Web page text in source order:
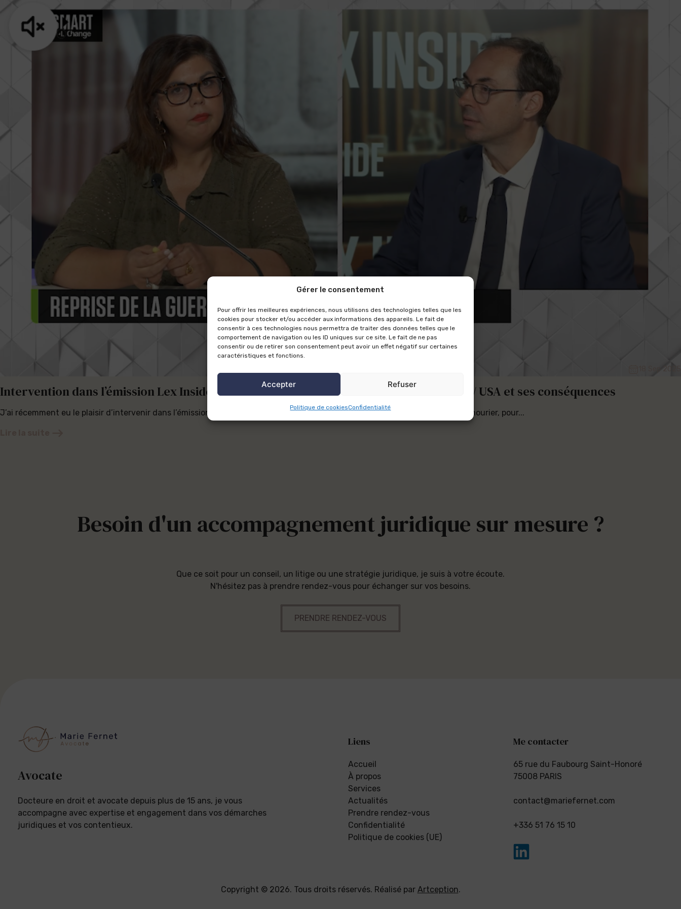
Gérer le consentement
Pour offrir les meilleures expériences, nous utilisons des technologies telles que les
cookies pour stocker et/ou accéder aux informations des appareils. Le fait de
consentir à ces technologies nous permettra de traiter des données telles que le
comportement de navigation ou les ID uniques sur ce site. Le fait de ne pas
consentir ou de retirer son consentement peut avoir un effet négatif sur certaines
caractéristiques et fonctions.
Accepter Refuser
Politique de cookiesConfidentialité
Intervention dans l’émission Lex Inside (BSMART) : retour sur l’accord commercial UE / USA et ses conséquences
J’ai récemment eu le plaisir d’intervenir dans l’émission Lex Inside, diffusée sur BSMART 4Change et animée par Arnaud Dumourier, pour...
Besoin d'un accompagnement juridique sur mesure ?
Que ce soit pour un conseil, un litige ou une stratégie juridique, je suis à votre écoute.
N'hésitez pas à prendre rendez-vous pour échanger sur vos besoins.
PRENDRE RENDEZ-VOUS
Avocate
Docteure en droit et avocate depuis plus de 15 ans, je vous
accompagne avec expertise et engagement dans vos démarches
juridiques et vos contentieux.
Liens
Accueil
À propos
Services
Actualités
Prendre rendez-vous
Confidentialité
Politique de cookies (UE)
Me contacter
65 rue du Faubourg Saint-Honoré
75008 PARIS
contact@mariefernet.com
+336 51 76 15 10
Copyright © 2026. Tous droits réservés. Réalisé par Artception.